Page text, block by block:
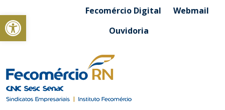
Abrir a barra de ferramentasFecomércio Digital
Webmail
Ouvidoria